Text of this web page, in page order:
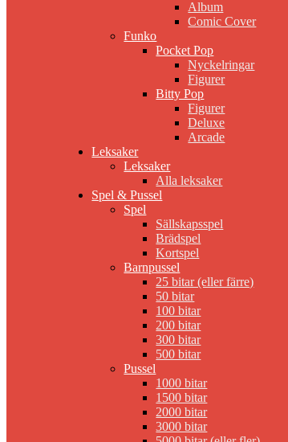
Album
Comic Cover
Funko
Pocket Pop
Nyckelringar
Figurer
Bitty Pop
Figurer
Deluxe
Arcade
Leksaker
Leksaker
Alla leksaker
Spel & Pussel
Spel
Sällskapsspel
Brädspel
Kortspel
Barnpussel
25 bitar (eller färre)
50 bitar
100 bitar
200 bitar
300 bitar
500 bitar
Pussel
1000 bitar
1500 bitar
2000 bitar
3000 bitar